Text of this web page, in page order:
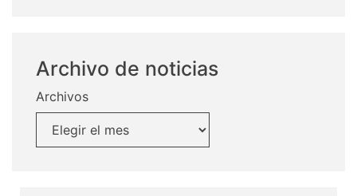
Archivo de noticias
Archivos